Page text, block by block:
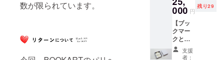
数が限られています。
お送り
いたし
ます。
000 円
残り29
【ブッ
クマー
クとお
礼の絵
手紙】
支援
者：